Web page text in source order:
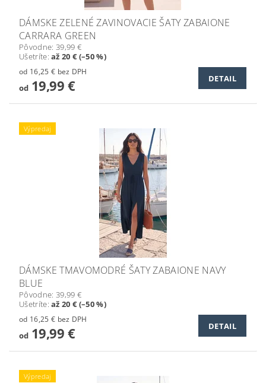
DÁMSKE ZELENÉ ZAVINOVACIE ŠATY ZABAIONE
CARRARA GREEN
Pôvodne: 39,99 €
Ušetríte:až 20 € (–50 %)
od 16,25 € bez DPH
od19,99 € DETAIL
Výpredaj
DÁMSKE TMAVOMODRÉ ŠATY ZABAIONE NAVY
BLUE
Pôvodne: 39,99 €
Ušetríte:až 20 € (–50 %)
od 16,25 € bez DPH
od19,99 € DETAIL
Výpredaj